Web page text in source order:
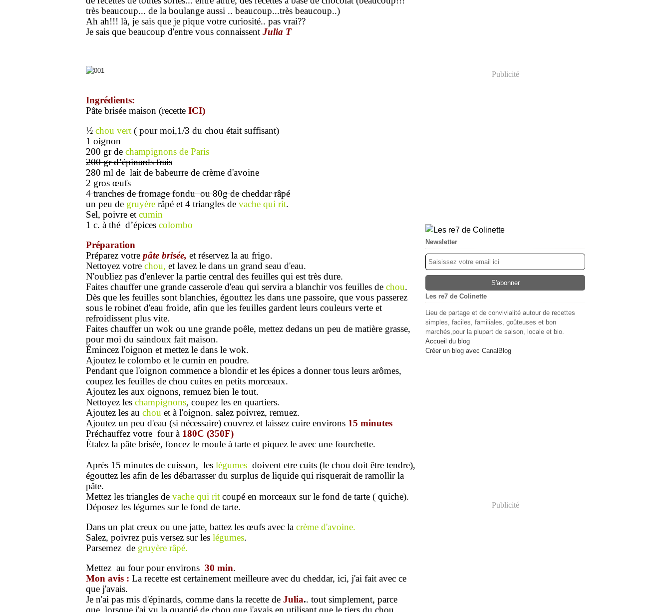
très beaucoup... de la boulange aussi .. beaucoup...très beaucoup..)
Ah ah!!! là, je sais que je pique votre curiosité.. pas vrai??
Je sais que beaucoup d'entre vous connaissent Julia T
Ingrédients:
Pâte brisée maison (recette ICI)
½ chou vert ( pour moi,1/3 du chou était suffisant)
1 oignon
200 gr de champignons de Paris
200 gr d’épinards frais
280 ml de lait de babeurrede crème d'avoine
2 gros œufs
4 tranches de fromage fondu ou 80g de cheddar râpé
un peu de gruyère râpé et 4 triangles de vache qui rit.
Sel, poivre et cumin
1 c. à thé d’épices colombo
Préparation
Préparez votre pâte brisée, et réservez la au frigo.
Nettoyez votre chou, et lavez le dans un grand seau d'eau.
N'oubliez pas d'enlever la partie central des feuilles qui est très dure.
Faites chauffer une grande casserole d'eau qui servira a blanchir vos feuilles de chou.
Dès que les feuilles sont blanchies, égouttez les dans une passoire, que vous passerez
sous le robinet d'eau froide, afin que les feuilles gardent leurs couleurs verte et
refroidissent plus vite.
Faites chauffer un wok ou une grande poêle, mettez dedans un peu de matière grasse,
pour moi du saindoux fait maison.
Émincez l'oignon et mettez le dans le wok.
Ajoutez le colombo et le cumin en poudre.
Pendant que l'oignon commence a blondir et les épices a donner tous leurs arômes,
coupez les feuilles de chou cuites en petits morceaux.
Ajoutez les aux oignons, remuez bien le tout.
Nettoyez les champignons, coupez les en quartiers.
Ajoutez les au chou et à l'oignon. salez poivrez, remuez.
Ajoutez un peu d'eau (si nécessaire) couvrez et laissez cuire environs 15 minutes
Préchauffez votre four à 180C (350F)
Étalez la pâte brisée, foncez le moule à tarte et piquez le avec une fourchette.
Après 15 minutes de cuisson, les légumes doivent etre cuits (le chou doit être tendre),
égouttez les afin de les débarrasser du surplus de liquide qui risquerait de ramollir la
pâte.
Mettez les triangles de vache qui rit coupé en morceaux sur le fond de tarte ( quiche).
Déposez les légumes sur le fond de tarte.
Dans un plat creux ou une jatte, battez les œufs avec la crème d'avoine.
Salez, poivrez puis versez sur les légumes.
Parsemez de gruyère râpé.
Mettez au four pour environs 30 min.
Mon avis : La recette est certainement meilleure avec du cheddar, ici, j'ai fait avec ce
que j'avais.
Je n'ai pas mis d'épinards, comme dans la recette de Julia.. tout simplement, parce
que, lorsque j'ai vu la quantié de chou que j'avais en utilisant que le tiers du chou..
Publicité
Newsletter
Les re7 de Colinette
Lieu de partage et de convivialité autour de recettes
simples, faciles, familiales, goûteuses et bon
marchés,pour la plupart de saison, locale et bio.
Accueil du blog
Créer un blog avec CanalBlog
Publicité